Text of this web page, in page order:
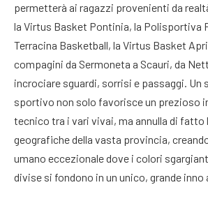
permetterà ai ragazzi provenienti da
la Virtus Basket Pontinia, la Polisportiva
Terracina Basketball, la Virtus Basket
compagini da Sermoneta a Scauri, da
incrociare sguardi, sorrisi e passaggi. Un
sportivo non solo favorisce un prezioso
tecnico tra i vari vivai, ma annulla di fatto
geografiche della vasta provincia,
umano eccezionale dove i colori
divise si fondono in un unico, grande